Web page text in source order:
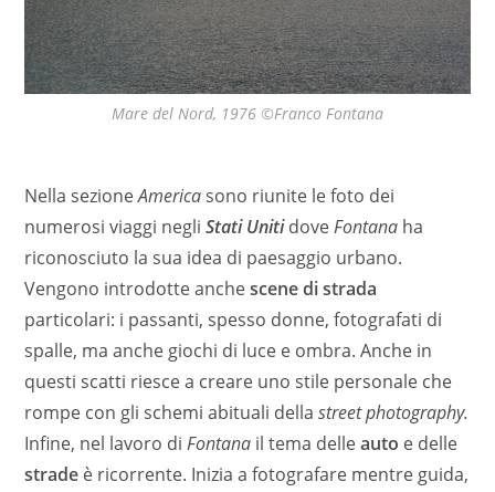
Mare del Nord, 1976 ©Franco Fontana
Nella sezioneAmericasono riunite le foto dei
numerosi viaggi negliStati UnitidoveFontana ha
riconosciuto la sua idea di paesaggio urbano.
Vengono introdotte anchescene di strada
particolari: i passanti, spesso donne, fotografati di
spalle, ma anche giochi di luce e ombra. Anche in
questi scatti riesce a creare uno stile personale che
rompe con gli schemi abituali dellastreet photography.
Infine, nel lavoro diFontana il tema delleauto e delle
strade è ricorrente. Inizia a fotografare mentre guida,